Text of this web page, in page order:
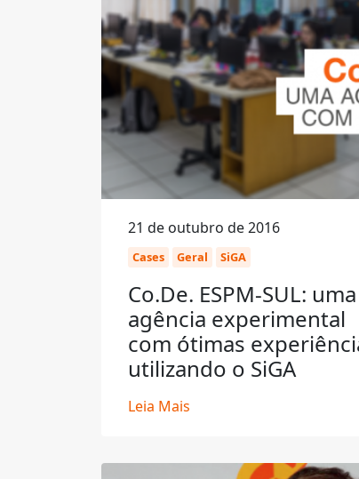
21 de outubro de 2016
Cases Geral SiGA
Co.De. ESPM-SUL: uma
agência experimental
com ótimas
utilizando o SiGA
Leia Mais